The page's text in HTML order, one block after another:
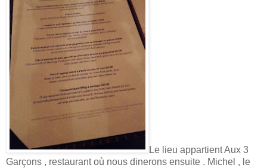
Le lieu appartient Aux 3
Garçons , restaurant où nous dinerons ensuite . Michel , le